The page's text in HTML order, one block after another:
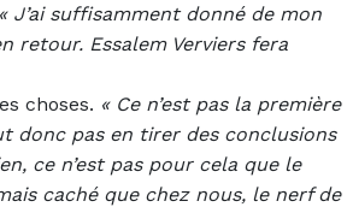
« J’ai suffisamment donné de mon
retour. Essalem Verviers fera
choses. « Ce n’est pas la première
donc pas en tirer des conclusions
ce n’est pas pour cela que le
caché que chez nous, le nerf de